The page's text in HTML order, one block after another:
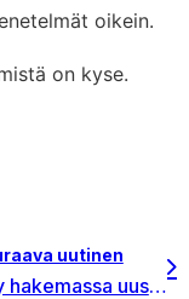
oikein.
on kyse.
uutinen
Käy hakemassa uusi Invest for Excel versio 4.1